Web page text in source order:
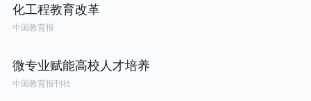
化工程教育改革
中国教育报
微专业赋能高校人才培养
中国教育报刊社